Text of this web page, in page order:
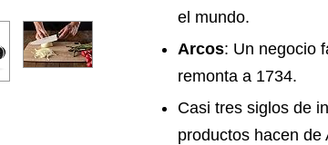
el mundo.
Arcos: Un negocio
remonta a 1734.
Casi tres siglos de
productos hacen